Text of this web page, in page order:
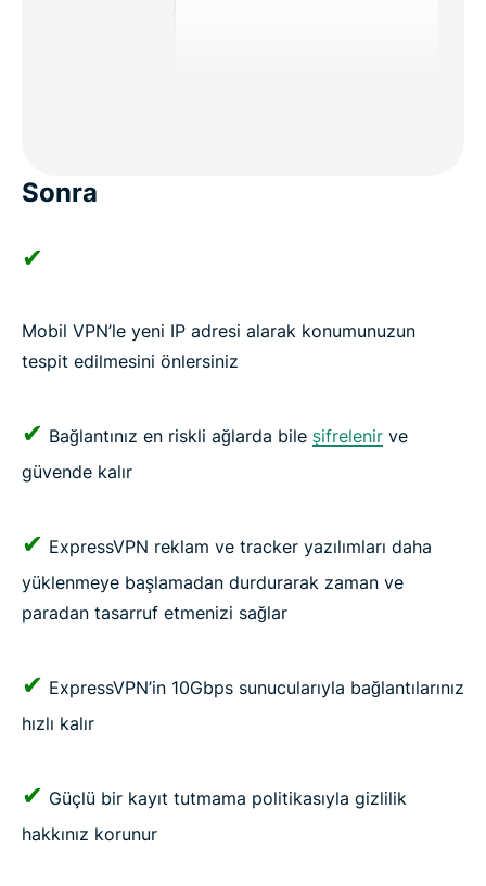
Sonra
✔
Mobil VPN’le yeni IP adresi alarak konumunuzun
tespit edilmesini önlersiniz
✔ Bağlantınız en riskli ağlarda bile şifrelenir ve
güvende kalır
✔ ExpressVPN reklam ve tracker yazılımları daha
yüklenmeye başlamadan durdurarak zaman ve
paradan tasarruf etmenizi sağlar
✔ ExpressVPN’in 10Gbps sunucularıyla bağlantılarınız
hızlı kalır
✔ Güçlü bir kayıt tutmama politikasıyla gizlilik
hakkınız korunur